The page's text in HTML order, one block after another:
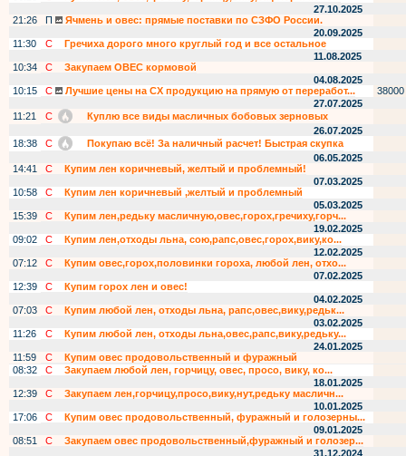
27.10.2025
21:26
П
Ячмень и овес: прямые поставки по СЗФО России.
20.09.2025
11:30
С
Гречиха дорого много круглый год и все остальное
11.08.2025
10:34
С
Закупаем ОВЕС кормовой
04.08.2025
10:15
С Лучшие цены на СХ продукцию на прямую от переработ...
38000
27.07.2025
11:21
С
Куплю все виды масличных бобовых зерновых
26.07.2025
18:38
С
Покупаю всё! За наличный расчет! Быстрая скупка
06.05.2025
14:41
С
Купим лен коричневый, желтый и проблемный!
07.03.2025
10:58
С
Купим лен коричневый ,желтый и проблемный
05.03.2025
15:39
С
Купим лен,редьку масличную,овес,горох,гречиху,горч...
19.02.2025
09:02
С
Купим лен,отходы льна, сою,рапс,овес,горох,вику,ко...
12.02.2025
07:12
С
Купим овес,горох,половинки гороха, любой лен, отхо...
07.02.2025
12:39
С
Купим горох лен и овес!
04.02.2025
07:03
С
Купим любой лен, отходы льна, рапс,овес,вику,редьк...
03.02.2025
11:26
С
Купим любой лен, отходы льна,овес,рапс,вику,редьку...
24.01.2025
11:59
С
Купим овес продовольственный и фуражный
08:32
С
Закупаем любой лен, горчицу, овес, просо, вику, ко...
18.01.2025
12:39
С
Закупаем лен,горчицу,просо,вику,нут,редьку масличн...
10.01.2025
17:06
С
Купим овес продовольственный, фуражный и голозерны...
09.01.2025
08:51
С
Закупаем овес продовольственный,фуражный и голозер...
31.12.2024